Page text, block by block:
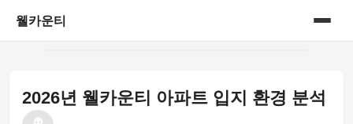
웰카운티
게시판
2026년 웰카운티 아파트 입지 환경 분석